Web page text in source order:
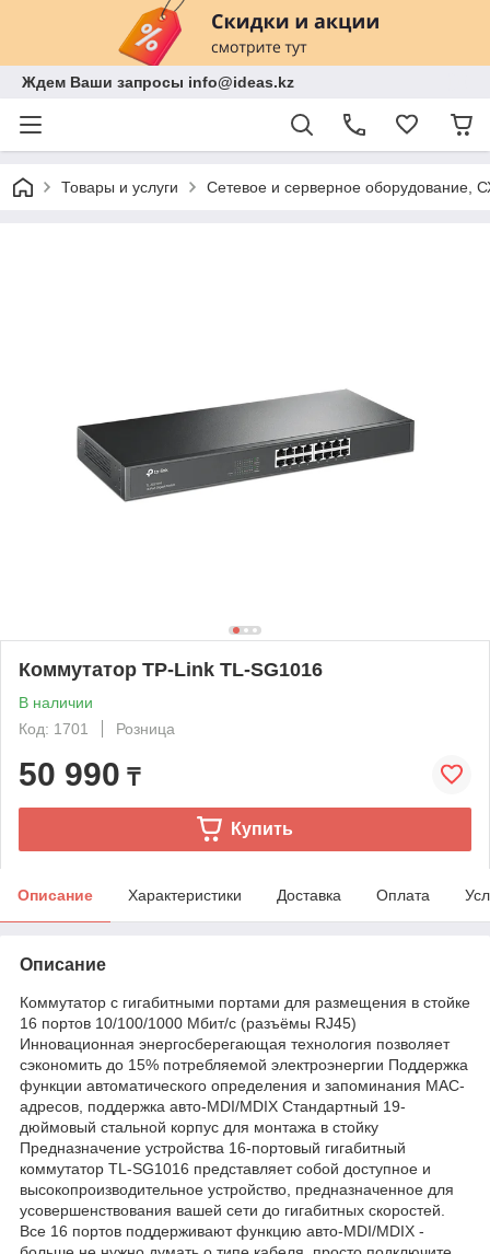
Ждем Ваши запросы info@ideas.kz
Товары и услуги Сетевое и серверное оборудование,
Коммутатор TP-Link TL-SG1016
В наличии
Код: 1701
Розница
50 990 ₸
Купить
Описание Характеристики Доставка Оплата
Описание
Коммутатор с гигабитными портами для размещения в стойке
16 портов 10/100/1000 Мбит/с (разъёмы RJ45)
Инновационная энергосберегающая технология позволяет
сэкономить до 15% потребляемой электроэнергии Поддержка
функции автоматического определения и запоминания MAC-
адресов, поддержка авто-MDI/MDIX Стандартный 19-
дюймовый стальной корпус для монтажа в стойку
Предназначение устройства 16-портовый гигабитный
коммутатор TL-SG1016 представляет собой доступное и
высокопроизводительное устройство, предназначенное для
усовершенствования вашей сети до гигабитных скоростей.
Все 16 портов поддерживают функцию авто-MDI/MDIX -